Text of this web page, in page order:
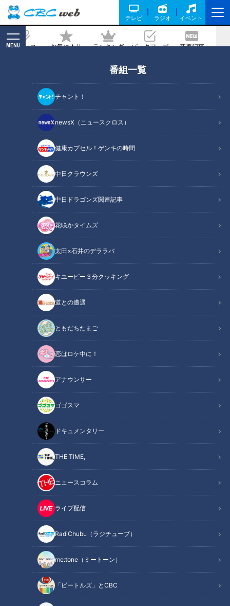
テレビ ラジオ イベント
ニュース お気に入り ランキング ピックアップ 新着記事
MENU
番組一覧
チャント！
newsX（ニュースクロス）
健康カプセル！ゲンキの時間
中日クラウンズ
中日ドラゴンズ関連記事
花咲かタイムズ
太田×石井のデララバ
キユーピー３分クッキング
道との遭遇
ともだちたまご
恋はロケ中に！
アナウンサー
ゴゴスマ
ドキュメンタリー
THE TIME,
ニュースコラム
ライブ配信
RadiChubu（ラジチューブ）
me:tone（ミートーン）
「ビートルズ」とCBC
なくていい」元不登校漫画家が送るメッ
セージ
記事に戻る
学校に行きたくない君へ…「自分を責めなくていい」元不登校漫画家が
送るメッセージ
この記事の画像
記事に戻る
この記事を見たあなたへのおすすめ
知らない誰かの話を聞くため
に・・4年間、毎夜、路上に座
る「聞き屋」とは！？
“義眼少女”「障害者と健常者の
はざま」で悩み続け‥選んだ道